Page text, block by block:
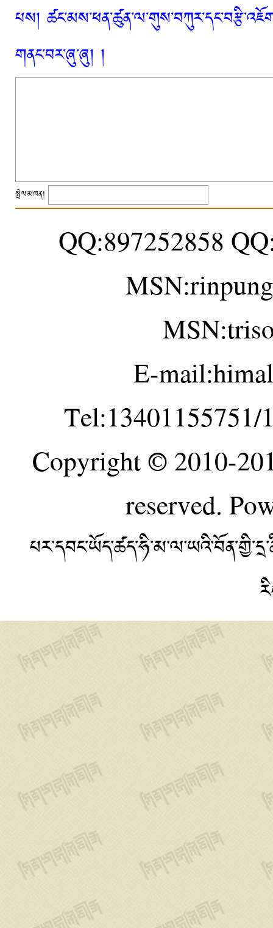
པས།
གནང་བར་ཞུ་ཞུ། །
སྤེལ་མཁན།
QQ:897252858
E-
Tel:13401155751/
Copyright © 2010-
reserved.